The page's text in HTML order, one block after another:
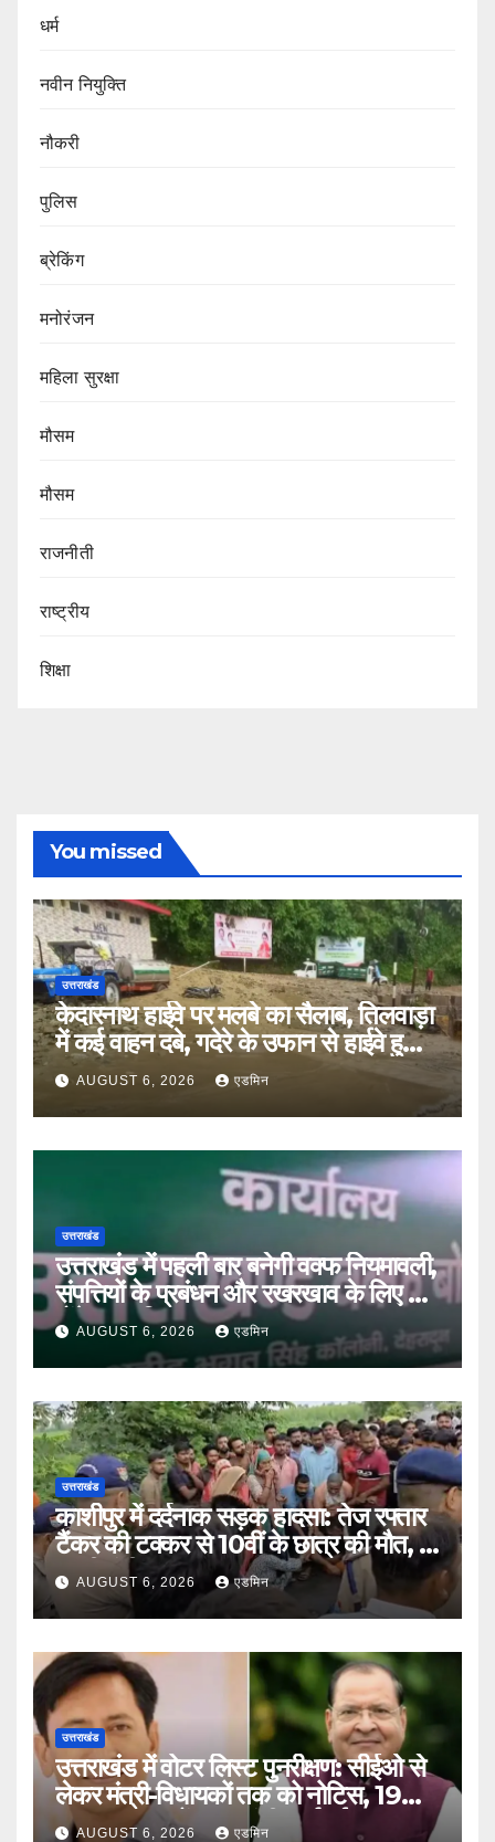
धर्म
नवीन नियुक्ति
नौकरी
पुलिस
ब्रेकिंग
मनोरंजन
महिला सुरक्षा
मौसम
मौसम
राजनीती
राष्ट्रीय
शिक्षा
You missed
उत्तराखंड
केदारनाथ हाईवे पर मलबे का सैलाब, तिलवाड़ा
में कई वाहन दबे, गदेरे के उफान से हाईवे हुआ
बंदAUGUST 6, 2026 एडमिन
उत्तराखंड
उत्तराखंड में पहली बार बनेगी वक्फ नियमावली,
संपत्तियों के प्रबंधन और रखरखाव के लिए तय
होंगे स्पष्ट नियम
AUGUST 6, 2026 एडमिन
उत्तराखंड
काशीपुर में दर्दनाक सड़क हादसा: तेज रफ्तार
टैंकर की टक्कर से 10वीं के छात्र की मौत, दो
साथी गंभीर घायल
AUGUST 6, 2026 एडमिन
उत्तराखंड
उत्तराखंड में वोटर लिस्ट पुनरीक्षण: सीईओ से
लेकर मंत्री-विधायकों तक को नोटिस, 19
लाख मतदाताओं तक पहुंची कार्रवाई
AUGUST 6, 2026 एडमिन